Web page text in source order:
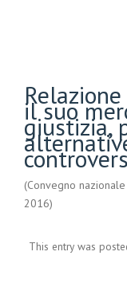
il suo
giustizia,
(Convegno
2016)
This entry was